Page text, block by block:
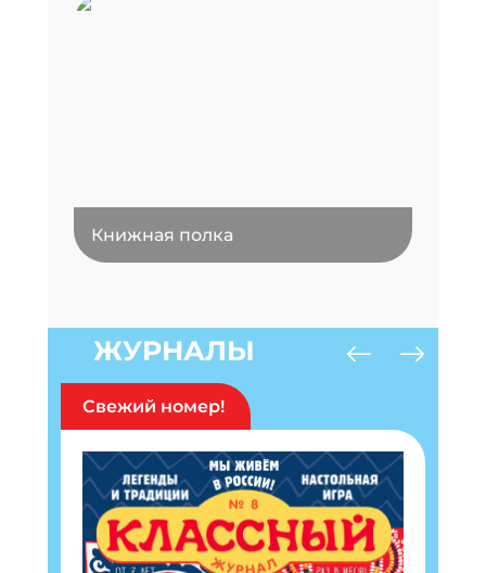
Книжная полка
ЖУРНАЛЫ
Свежий номер!